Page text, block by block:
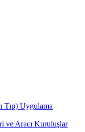
Tıp) Uygulama
ve Aracı Kuruluşlar